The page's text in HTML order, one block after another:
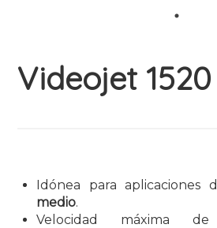
Videojet 1520
Idónea para aplicaciones
medio.
Velocidad máxima